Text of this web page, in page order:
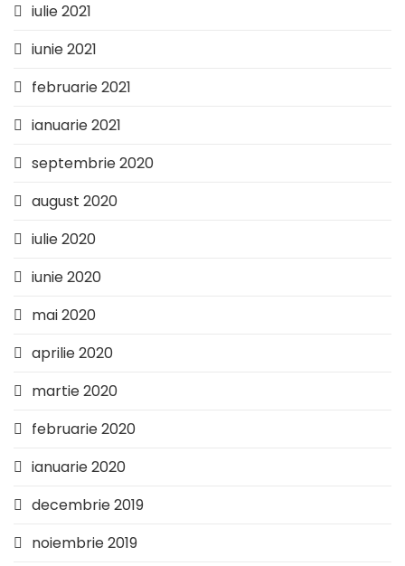
iulie 2021
iunie 2021
februarie 2021
ianuarie 2021
septembrie 2020
august 2020
iulie 2020
iunie 2020
mai 2020
aprilie 2020
martie 2020
februarie 2020
ianuarie 2020
decembrie 2019
noiembrie 2019